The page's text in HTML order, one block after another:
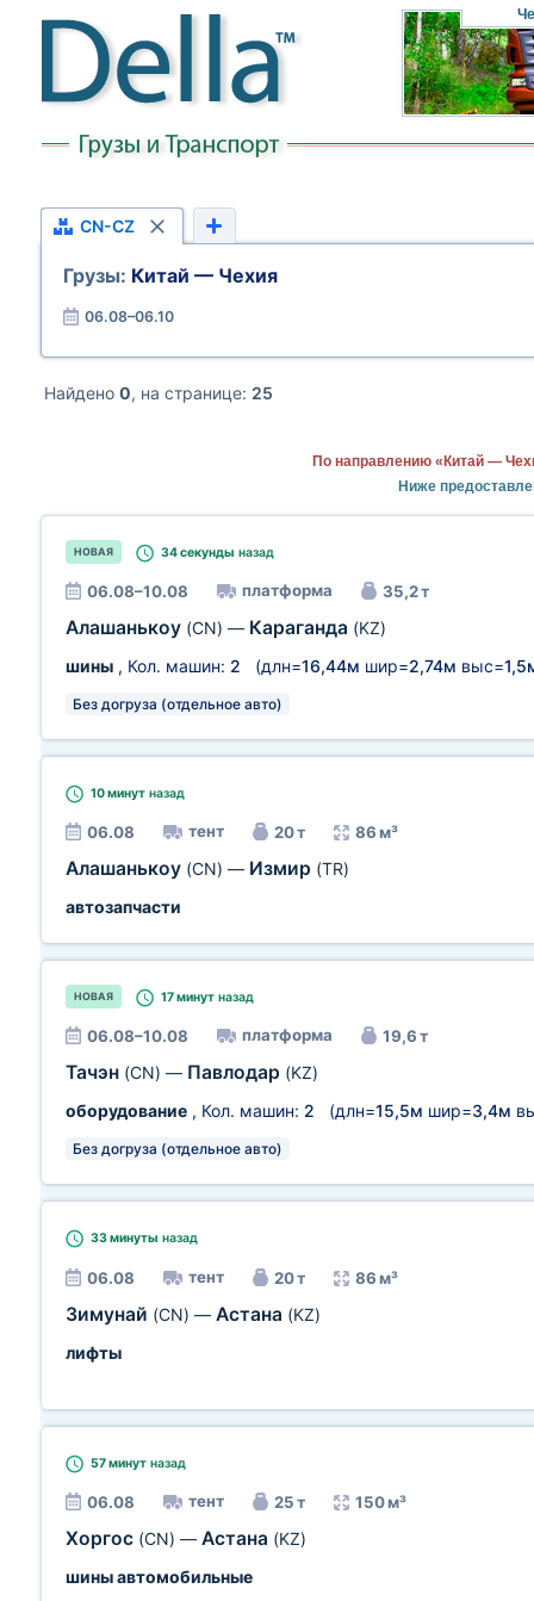
CN-CZ
Грузы: Китай — Чехия
06.08–06.10
Найдено 0, на странице: 25
По направлению «Китай —
Ниже
НОВАЯ 34 секунды назад
06.08–10.08 платформа 35,2 т
Алашанькоу (CN) — Караганда (KZ)
шины , Кол. машин: 2 (длн=16,44м шир=2,74м выс=
Без догруза (отдельное авто)
10 минут назад
06.08 тент 20 т 86 м³
Алашанькоу (CN) — Измир (TR)
автозапчасти
НОВАЯ 17 минут назад
06.08–10.08 платформа 19,6 т
Тачэн (CN) — Павлодар (KZ)
оборудование , Кол. машин: 2 (длн=15,5м шир=3,4м
Без догруза (отдельное авто)
33 минуты назад
06.08 тент 20 т 86 м³
Зимунай (CN) — Астана (KZ)
лифты
57 минут назад
06.08 тент 25 т 150 м³
Хоргос (CN) — Астана (KZ)
шины автомобильные